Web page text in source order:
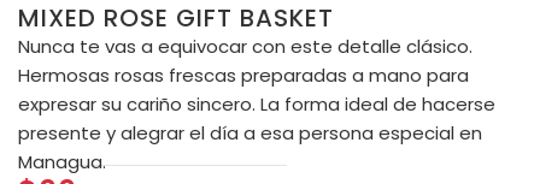
MIXED ROSE GIFT BASKET
Nunca te vas a equivocar con este detalle clásico.
Hermosas rosas frescas preparadas a mano para
expresar su cariño sincero. La forma ideal de hacerse
presente y alegrar el día a esa persona especial en
Managua.